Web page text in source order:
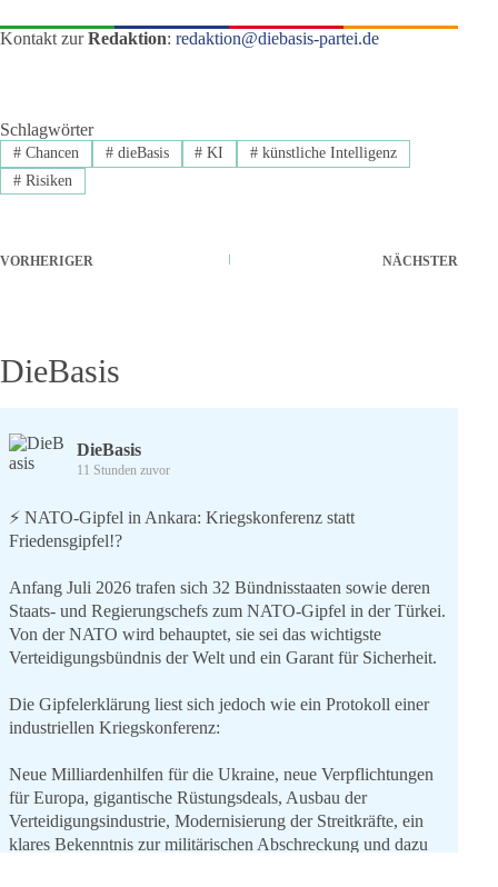
Kontakt zurRedaktion: redaktion@diebasis-partei.de
Schlagwörter
#Chancen #dieBasis # KI # künstliche Intelligenz
#Risiken
VORHERIGER NÄCHSTER
DieBasis
DieBasis
11 Stunden zuvor
⚡️ NATO-Gipfel in Ankara: Kriegskonferenz statt
Friedensgipfel!?
Anfang Juli 2026 trafen sich 32 Bündnisstaaten sowie deren
Staats- und Regierungschefs zum NATO-Gipfel in der Türkei.
Von der NATO wird behauptet, sie sei das wichtigste
Verteidigungsbündnis der Welt und ein Garant für Sicherheit.
Die Gipfelerklärung liest sich jedoch wie ein Protokoll einer
industriellen Kriegskonferenz:
Neue Milliardenhilfen für die Ukraine, neue Verpflichtungen
für Europa, gigantische Rüstungsdeals, Ausbau der
Verteidigungsindustrie, Modernisierung der Streitkräfte, ein
klares Bekenntnis zur militärischen Abschreckung und dazu